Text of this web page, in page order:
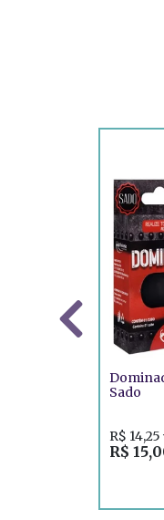
Sado
R$
R$ 14,25